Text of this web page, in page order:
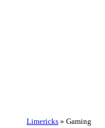
Limericks » Gaming